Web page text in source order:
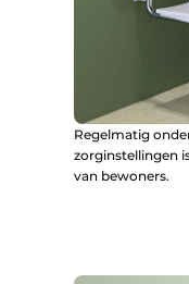
Regelmatig
zorginstellingen
van bewoners.